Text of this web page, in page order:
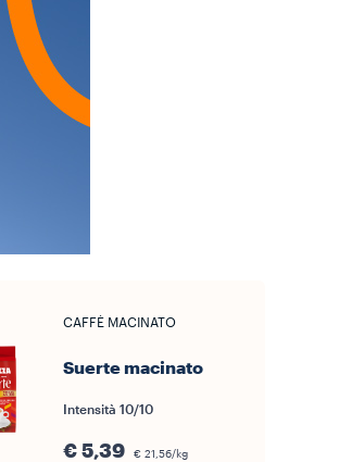
CAFFÈ MACINATO
Suerte macinato
Intensità 10/10
€ 5,39 € 21,56/kg